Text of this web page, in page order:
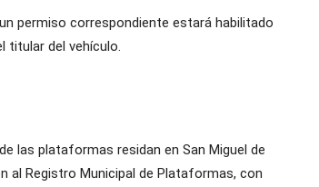
permiso correspondiente estará habilitado
titular del vehículo.
las plataformas residan en San Miguel de
al Registro Municipal de Plataformas, con